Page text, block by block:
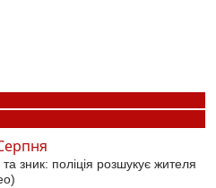
зник: поліція розшукує жителя